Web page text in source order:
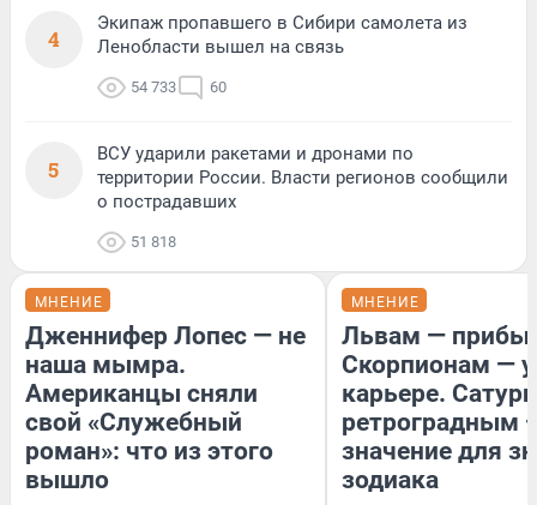
4
Экипаж пропавшего в Сибири самолета из
Ленобласти вышел на связь
54 733 60
5
ВСУ ударили ракетами и дронами по
территории России. Власти регионов сообщили
о пострадавших
51 818
МНЕНИЕ
Дженнифер Лопес — не
наша мымра.
Американцы сняли
свой «Служебный
роман»: что из этого
вышло
МНЕНИЕ
Львам —
Скорпионам —
карьере.
ретроградным
значение для
зодиака